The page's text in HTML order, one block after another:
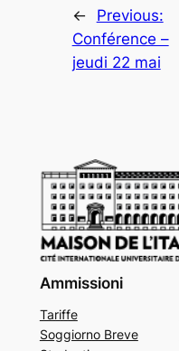
←
Previous:
Conférence –
jeudi 22 mai
Ammissioni
Tariffe
Soggiorno Breve